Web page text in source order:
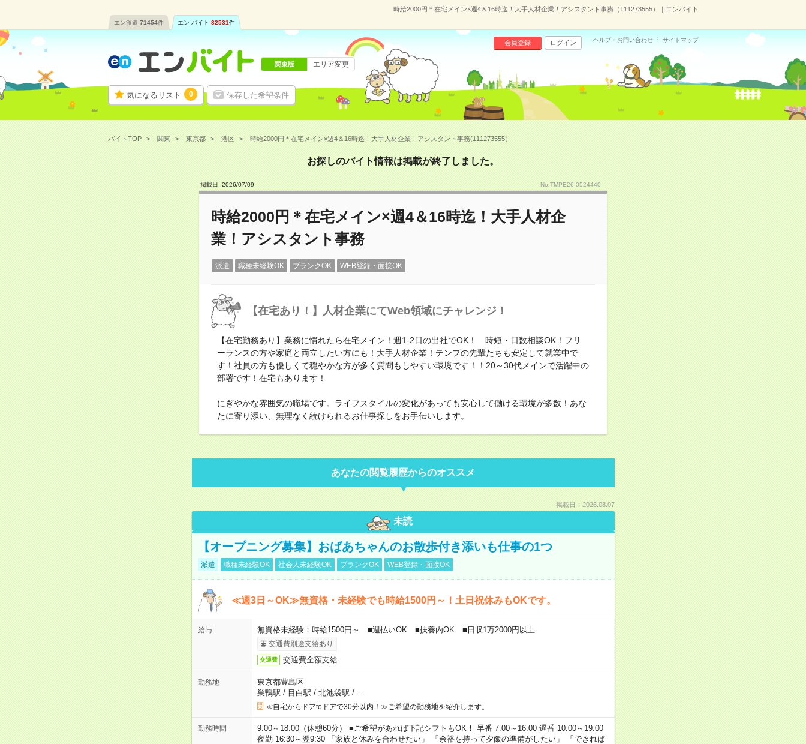
時給2000円＊在宅メイン×週4＆16時迄！大手人材企業！アシスタント事務（111273555）｜エンバイト
エン派遣 71454件 エン バイト 82531件
気になるリスト 0 保存した希望条件
会員登録 ログイン ヘルプ・お問い合わせ サイトマップ
関東版 エリア変更
バイトTOP 関東 東京都 港区 時給2000円＊在宅メイン×週4＆16時迄！大手人材企業！アシスタント事務(111273555）
お探しのバイト情報は掲載が終了しました。
掲載日 :2026/07/09 No.TMPE26-0524440
時給2000円＊在宅メイン×週4＆16時迄！大手人材企
業！アシスタント事務
派遣 職種未経験OK ブランクOK WEB登録・面接OK
【在宅あり！】人材企業にてWeb領域にチャレンジ！
【在宅勤務あり】業務に慣れたら在宅メイン！週1-2日の出社でOK！ 時短・日数相談OK！フリ
ーランスの方や家庭と両立したい方にも！大手人材企業！テンプの先輩たちも安定して就業中で
す！社員の方も優しくて穏やかな方が多く質問もしやすい環境です！！20～30代メインで活躍中の
部署です！在宅もあります！
にぎやかな雰囲気の職場です。ライフスタイルの変化があっても安心して働ける環境が多数！あな
たに寄り添い、無理なく続けられるお仕事探しをお手伝いします。
あなたの閲覧履歴からのオススメ
掲載日：2026.08.07
未読
【オープニング募集】おばあちゃんのお散歩付き添いも仕事の1つ
派遣 職種未経験OK 社会人未経験OK ブランクOK WEB登録・面接OK
≪週3日～OK≫無資格・未経験でも時給1500円～！土日祝休みもOKです。
給与 無資格未経験：時給1500円～ ■週払いOK ■扶養内OK ■日収1万2000円以上
交通費別途支給あり
交通費 交通費全額支給
勤務地
東京都豊島区
巣鴨駅 / 目白駅 / 北池袋駅 /
≪自宅からドアtoドアで30分以内！≫ご希望の勤務地を紹介します。
勤務時間
9:00～18:00（休憩60分） ■ご希望があれば下記シフトもOK！ 早番 7:00～16:00 遅番 10:00～19:00
夜勤 16:30～翌9:30 「家族と休みを合わせたい」 「余裕を持って夕飯の準備がしたい」 「できれば